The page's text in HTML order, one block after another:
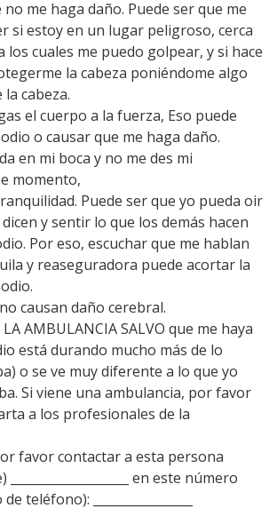
me haga daño. Puede ser que me
si estoy en un lugar peligroso, cerca
cuales me puedo golpear, y si hace
la cabeza poniéndome algo
cabeza.
el cuerpo a la fuerza, Eso puede
o causar que me haga daño.
en mi boca y no me des mi
momento,
Puede ser que yo pueda oir
y sentir lo que los demás hacen
Por eso, escuchar que me hablan
y reaseguradora puede acortar la
causan daño cerebral.
AMBULANCIA SALVO que me haya
está durando mucho más de lo
o se ve muy diferente a lo que yo
Si viene una ambulancia, por favor
a los profesionales de la
favor contactar a esta persona
en este número
teléfono): ________________